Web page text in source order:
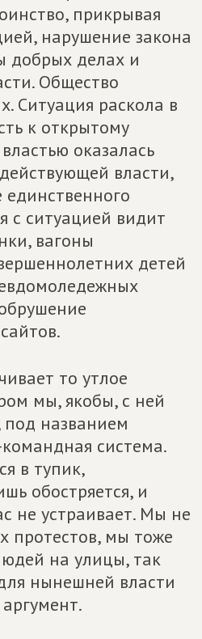
прикрывая
нарушение закона
добрых делах и
Общество
Ситуация раскола в
к открытому
оказалась
власти,
единственного
с ситуацией видит
вагоны
детей
то утлое
мы, якобы, с ней
под названием
система.
в тупик,
обостряется, и
не устраивает. Мы не
протестов, мы тоже
на улицы, так
нынешней власти